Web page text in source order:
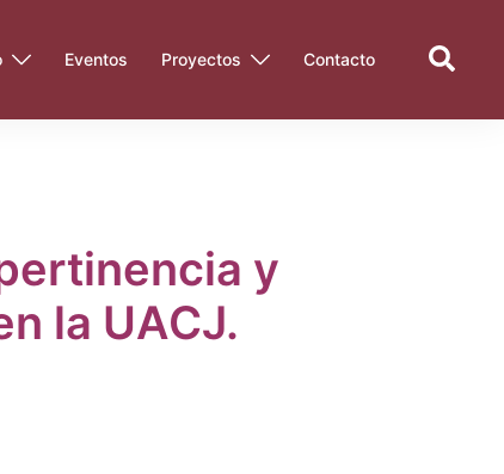
Eventos Proyectos Contacto Search
y
la UACJ.